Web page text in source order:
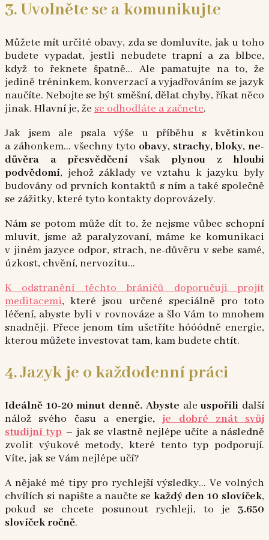
3. Uvolněte se a komunikujte
Můžete mít určité obavy, zda se domluvíte, jak u toho
budete vypadat, jestli nebudete trapní a za blbce,
když to řeknete špatně… Ale pamatujte na to, že
jedině tréninkem, konverzací a vyjadřováním se jazyk
naučíte. Nebojte se být směšní, dělat chyby, říkat něco
jinak. Hlavní je, že se odhodláte a začnete.
Jak jsem ale psala výše u příběhu s květinkou
a záhonkem… všechny tyto obavy, strachy, bloky, ne-
důvěra a přesvědčení však plynou z hloubi
podvědomí, jehož základy ve vztahu k jazyku byly
budovány od prvních kontaktů s ním a také společně
se zážitky, které tyto kontakty doprovázely.
Nám se potom může dít to, že nejsme vůbec schopní
mluvit, jsme až paralyzovaní, máme ke komunikaci
v jiném jazyce odpor, strach, ne-důvěru v sebe samé,
úzkost, chvění, nervozitu…
K odstranění těchto bráničů doporučuji projít
meditacemi, které jsou určené speciálně pro toto
léčení, abyste byli v rovnováze a šlo Vám to mnohem
snadněji. Přece jenom tím ušetříte hóóódně energie,
kterou můžete investovat tam, kam budete chtít.
4. Jazyk je o každodenní práci
Ideálně 10-20 minut denně. Abyste ale uspořili další
nálož svého času a energie, je dobré znát svůj
studijní typ – jak se vlastně nejlépe učíte a následně
zvolit výukové metody, které tento typ podporují.
Víte, jak se Vám nejlépe učí?
A nějaké mé tipy pro rychlejší výsledky… Ve volných
chvílích si napište a naučte se každý den 10 slovíček,
pokud se chcete posunout rychleji, to je 3.650
slovíček ročně.